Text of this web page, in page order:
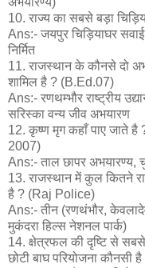
10. राज्य का सबसे बड़ा
Ans:- जयपुर चिड़ियाघर सवाई
निर्मित
11. राजस्थान के कौनसे दो
शामिल है ? (B.Ed.07)
Ans:- रणथम्भौर राष्ट्रीय
सरिस्का वन्य जीव अभयारण
12. कृष्ण मृग कहाँ पाए जाते
2007)
Ans:- ताल छापर अभयारण्य,
13. राजस्थान में कुल कितने
है ? (Raj Police)
Ans:- तीन (रणथंभौर,
मुकंदरा हिल्स नेशनल पार्क)
14. क्षेत्रफल की दृष्टि से सबसे
छोटी बाघ परियोजना कौनसी